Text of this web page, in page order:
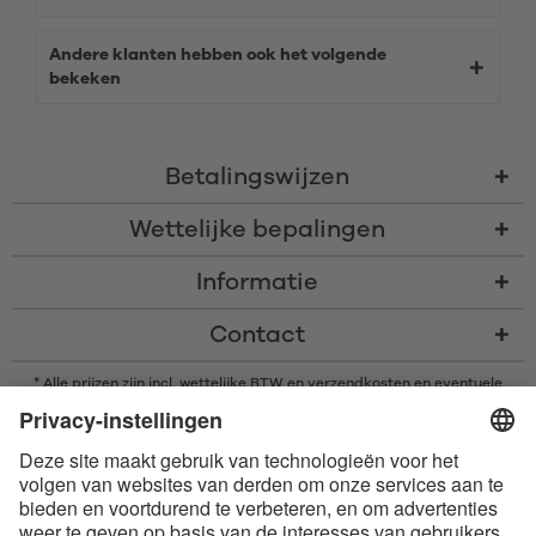
Andere klanten hebben ook het volgende
bekeken
Betalingswijzen
Wettelijke bepalingen
Informatie
Contact
* Alle prijzen zijn incl. wettelijke BTW en verzendkosten en eventuele
rembourskosten, indien niet anders beschreven
handelsmerken van Bluetooth SIG, Inc. en elk gebruik van dergelijke
Apple, het Apple logo en Apple Watch zijn handelsmerken van Apple Inc.